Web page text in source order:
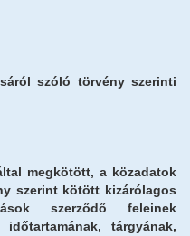
szóló törvény szerinti
megkötött, a közadatok
szerint kötött kizárólagos
szerződő feleinek
tárgyának,